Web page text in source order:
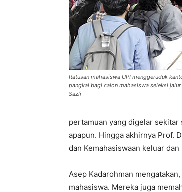
Ratusan mahasiswa UPI menggeruduk
pangkal bagi calon mahasiswa seleksi
Sazli
pertamuan yang digelar sekitar
apapun. Hingga akhirnya Prof.
dan Kemahasiswaan keluar
Asep Kadarohman
mahasiswa. Mereka juga